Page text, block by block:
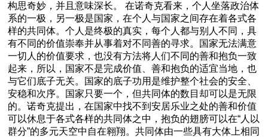
构思奇妙，并且意味深长。 在诺奇克看来，个人坐落政治体
系的一极，另一极是国家，在个人与国家之间存在着各式各
样的共同体。个人是终极的真实，每个人都与别人不同，具
有不同的价值崇奉并从事着对不同善的寻求。国家无法满意
一切人的价值要求，也没有方法将人们不同的善和抱负一致
起来，所以，国家不是完成价值、善和抱负的适宜当地，也
与它们底子无关。国家的底子功用是维护整个社会的安全、
安稳和次序。国家只要一个，但共同体的数目却可以是无限
的。诺奇克提出，在国家中找不到安居乐业之处的善和价值
可以休息于各式各样的共同体之中，抱负的翅膀可以在“人以
群分”的多元天空中自在翱翔。共同体由一些具有大体上相同